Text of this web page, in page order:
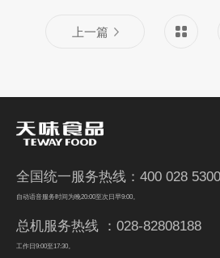
上一篇
全国统一服务热线：400 028 5300
自动语音服务时间为晚20:00至次日早9:00。
总机服务热线 ：028-82808188
工作日9:00至17:30。